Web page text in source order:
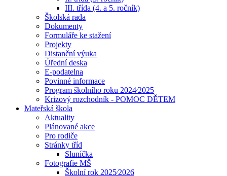
III. třída (4. a 5. ročník)
Školská rada
Dokumenty
Formuláře ke stažení
Projekty
Distanční výuka
Úřední deska
E-podatelna
Povinné informace
Program školního roku 2024⁄2025
Krizový rozchodník - POMOC DĚTEM
Mateřská škola
Aktuality
Plánované akce
Pro rodiče
Stránky tříd
Sluníčka
Fotografie MŠ
Školní rok 2025⁄2026